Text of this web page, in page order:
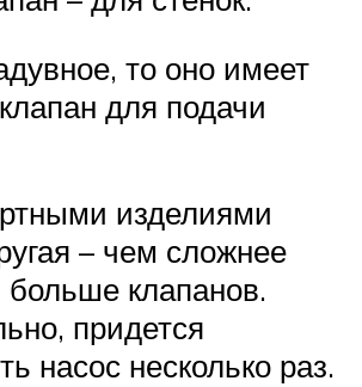
то оно имеет
для подачи
изделиями
– чем сложнее
клапанов.
придется
насос несколько раз.